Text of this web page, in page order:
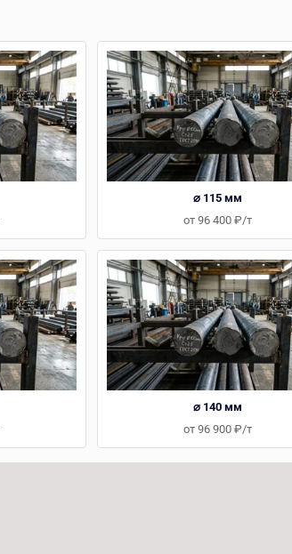
⌀ 115 мм
от 96 400 ₽/т
⌀ 140 мм
от 96 900 ₽/т